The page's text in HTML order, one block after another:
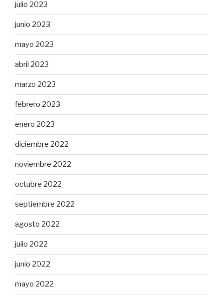
julio 2023
junio 2023
mayo 2023
abril 2023
marzo 2023
febrero 2023
enero 2023
diciembre 2022
noviembre 2022
octubre 2022
septiembre 2022
agosto 2022
julio 2022
junio 2022
mayo 2022